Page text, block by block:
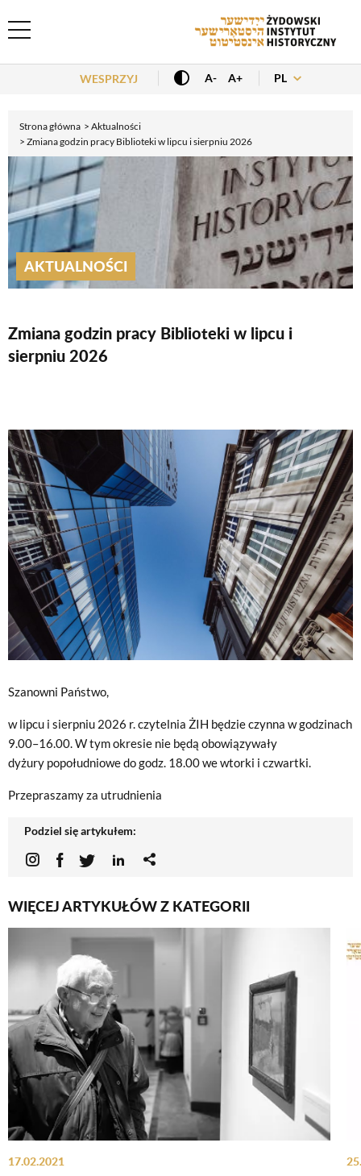
Header Menu
WESPRZYJ A- A+ PL
Strona główna
Aktualności
Zmiana godzin pracy Biblioteki w lipcu i sierpniu 2026
AKTUALNOŚCI
Zmiana godzin pracy Biblioteki w lipcu i
sierpniu 2026
Szanowni Państwo,
w lipcu i sierpniu 2026 r. czytelnia ŻIH będzie czynna w godzinach
9.00–16.00. W tym okresie nie będą obowiązywały
dyżury popołudniowe do godz. 18.00 we wtorki i czwartki.
Przepraszamy za utrudnienia
Podziel się artykułem:
WIĘCEJ ARTYKUŁÓW Z KATEGORII
17.02.2021